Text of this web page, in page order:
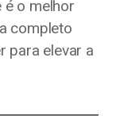
é o melhor
completo
para elevar a